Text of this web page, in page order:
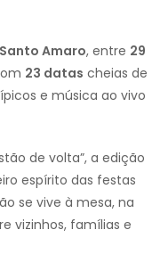
Amaro, entre 29
23 datas cheias de
e música ao vivo
de volta”, a edição
espírito das festas
se vive à mesa, na
vizinhos, famílias e